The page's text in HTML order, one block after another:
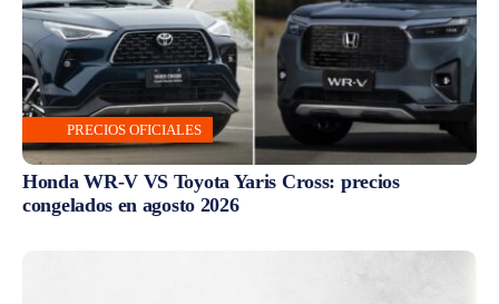
PRECIOS OFICIALES
Honda WR-V VS Toyota Yaris Cross: precios
congelados en agosto 2026